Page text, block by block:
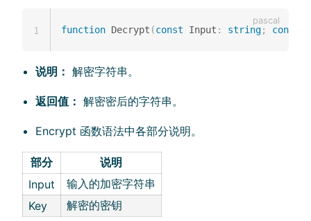
function Decrypt (const Input : string; const
1
说明： 解密字符串。
返回值： 解密密后的字符串。
Encrypt 函数语法中各部分说明。
部分
说明
Input
输入的加密字符串
Key
解密的密钥